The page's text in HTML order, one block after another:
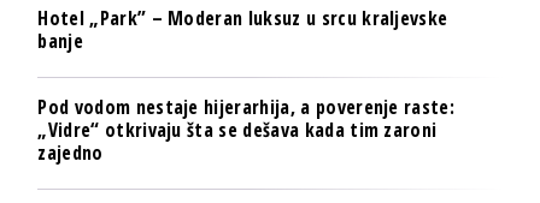
Hotel „Park” – Moderan luksuz u srcu kraljevske
banje
Pod vodom nestaje hijerarhija, a poverenje raste:
„Vidre“ otkrivaju šta se dešava kada tim zaroni
zajedno